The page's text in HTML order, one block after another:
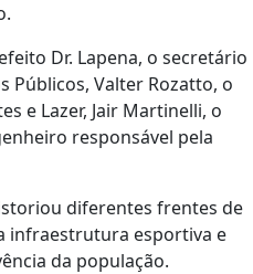
Dr. Lapena, o secretário
Públicos, Valter Rozatto, o
e Lazer, Jair Martinelli, o
responsável pela
diferentes frentes de
infraestrutura esportiva e
da população.